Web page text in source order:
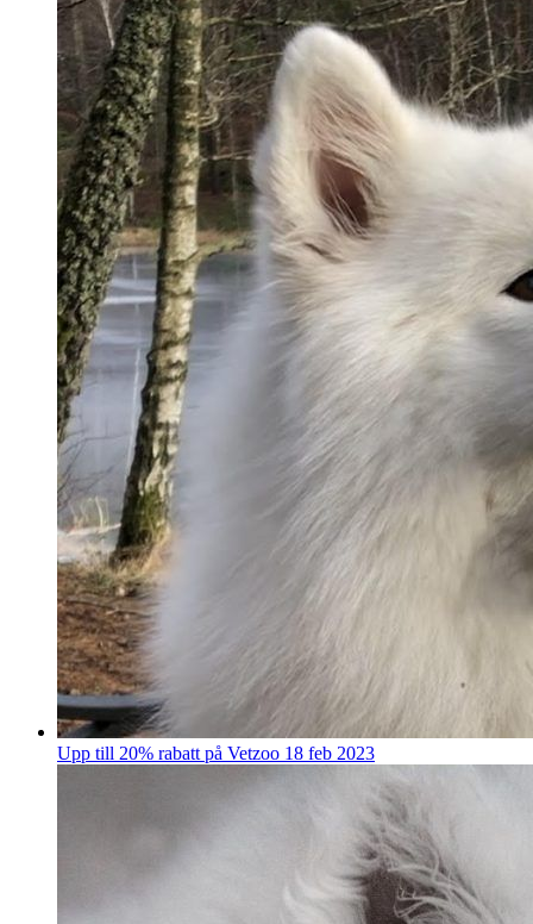
Upp till 20% rabatt på Vetzoo 18 feb 2023